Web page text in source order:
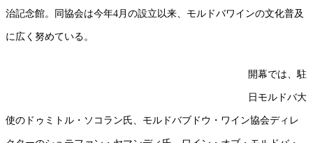
治記念館。同協会は今年4月の設立以来、モルドバワインの文化普及
に広く努めている。
開幕では、駐
日モルドバ大
使のドゥミトル・ソコラン氏、モルドバブドウ・ワイン協会ディレ